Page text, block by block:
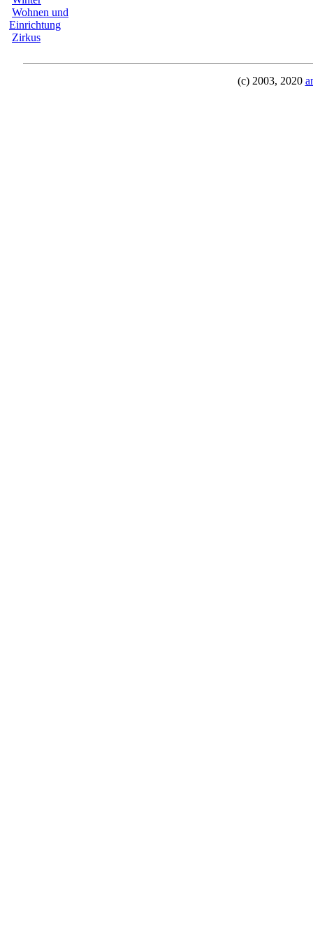
Wohnen und
Einrichtung
Zirkus
(c) 2003, 2020